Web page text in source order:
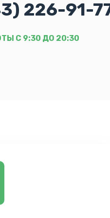
226-91-
С 9:30 ДО 20:30